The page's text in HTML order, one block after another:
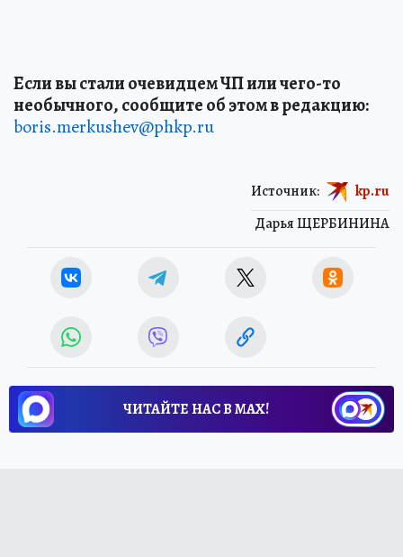
Если вы стали очевидцем ЧП или чего-то
необычного, сообщите об этом в редакцию:
boris.merkushev@phkp.ru
Дарья ЩЕРБИНИНА
Источник: kp.ru
ЧИТАЙТЕ НАС В МАХ!